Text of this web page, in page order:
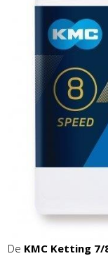
De KMC Ketting 7/